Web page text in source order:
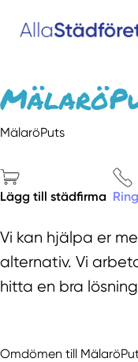
MälaröPuts
Lägg till städfirma
Vi kan hjälpa er
alternativ. Vi
hitta en bra
Omdömen till